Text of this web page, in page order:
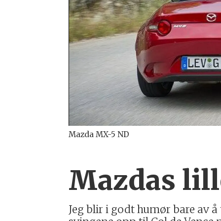
Mazda MX-5 ND
Mazdas
Jeg blir i godt humør bare av